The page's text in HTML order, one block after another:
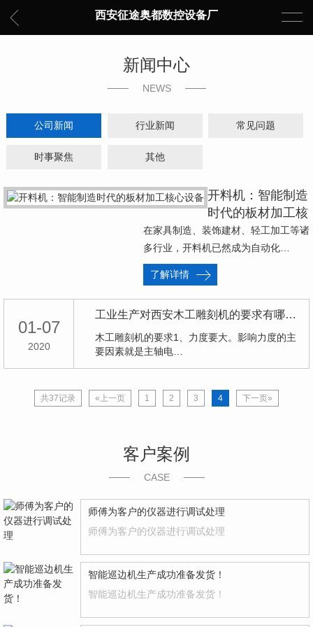
西安征途奥都数控设备厂
新闻中心
NEWS
公司新闻 行业新闻 常见问题
时事聚焦 其他
开料机：智能制造
时代的板材加工核
心设备
在家具制造、装饰建材、轻工加工等诸
多行业，开料机已然成为自动化…
了解详情
01-07
2020
工业生产对西安木工雕刻机的要求有哪些？
木工雕刻机的要求1、力度要大。影响力度的主
要因素就是主轴电…
共37记录 «上一页 1 2 3 4 下一页»
客户案例
CASE
师傅为客户的仪器进行调试处理
师傅为客户的仪器进行调试处理
智能巡边机生产成功准备发货！
智能巡边机生产成功准备发货！